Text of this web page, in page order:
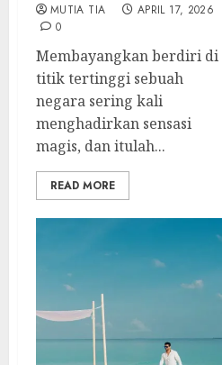
MUTIA TIA
APRIL 17, 2026
0
Membayangkan berdiri di
titik tertinggi sebuah
negara sering kali
menghadirkan sensasi
magis, dan itulah...
READ MORE